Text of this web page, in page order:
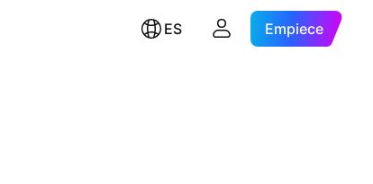
ES Empiece